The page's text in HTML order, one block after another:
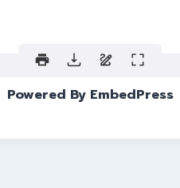
Powered By EmbedPress